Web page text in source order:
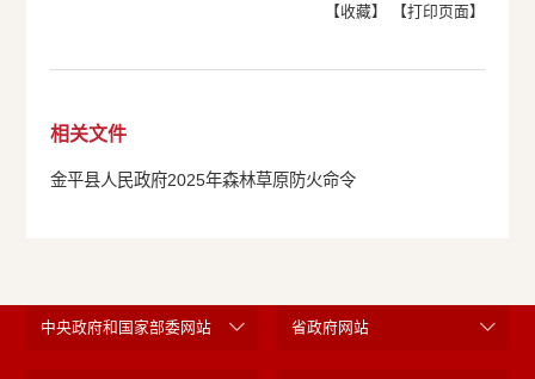
【收藏】 【打印页面】
相关文件
金平县人民政府2025年森林草原防火命令
中央政府和国家部委网站 省政府网站